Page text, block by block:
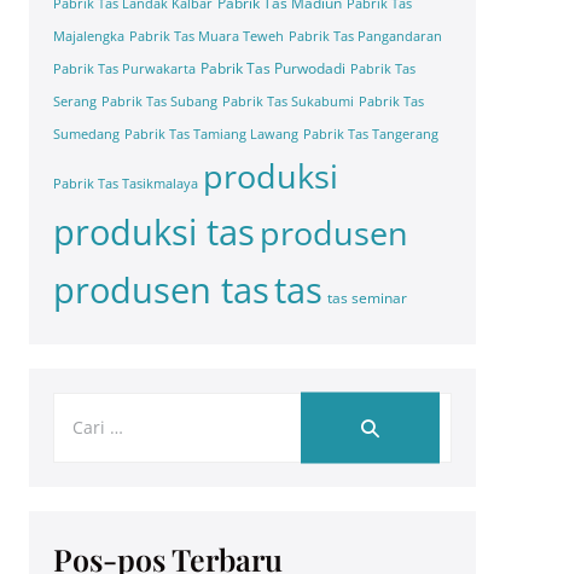
Pabrik Tas Landak Kalbar
Pabrik Tas
Majalengka Pabrik Tas Muara Teweh Pabrik Tas Pangandaran
Pabrik Tas Purwakarta Pabrik Tas Purwodadi Pabrik Tas
Serang Pabrik Tas Subang Pabrik Tas Sukabumi Pabrik Tas
Sumedang Pabrik Tas Tamiang Lawang Pabrik Tas Tangerang
Pabrik Tas Tasikmalaya produksi
produksi tasprodusen
produsen tastas tas seminar
Pos-pos Terbaru